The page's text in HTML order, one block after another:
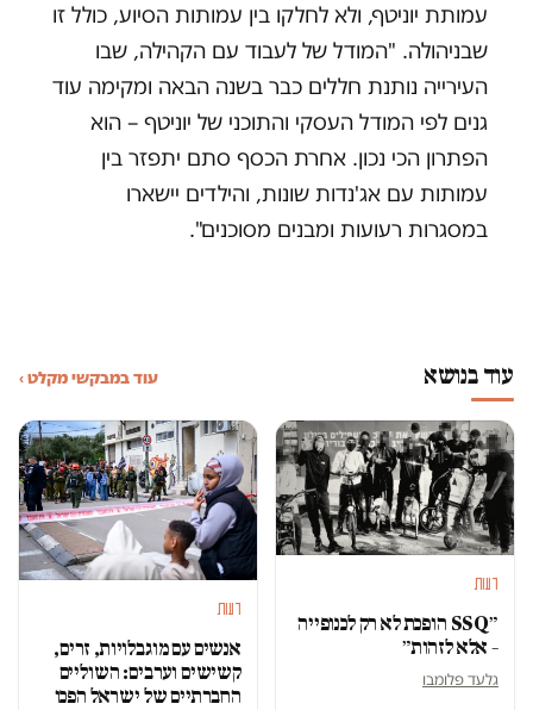
עמותת יוניטף, ולא לחלקו בין עמותות הסיוע, כולל זו
שבניהולה. "המודל של לעבוד עם הקהילה, שבו
העירייה נותנת חללים כבר בשנה הבאה ומקימה עוד
גנים לפי המודל העסקי והתוכני של יוניטף – הוא
הפתרון הכי נכון. אחרת הכסף סתם יתפזר בין
עמותות עם אג'נדות שונות, והילדים יישארו
במסגרות רעועות ומבנים מסוכנים".
עוד בנושא עוד במבקשי מקלט ›
דעות
״SSQ הופכת לא רק לכנופייה
– אלא לזהות״
גלעד פלומבו
דעות
אנשים עם מוגבלויות, זרים,
קשישים וערבים: השוליים
החברתיים של ישראל הפכו